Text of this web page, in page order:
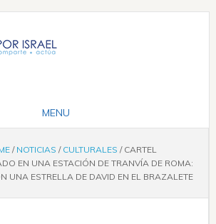
/ NOTICIAS / CULTURALES /CARTEL
EN UNA ESTACIÓN DE TRANVÍA DE ROMA:
UNA ESTRELLA DE DAVID EN EL BRAZALETE